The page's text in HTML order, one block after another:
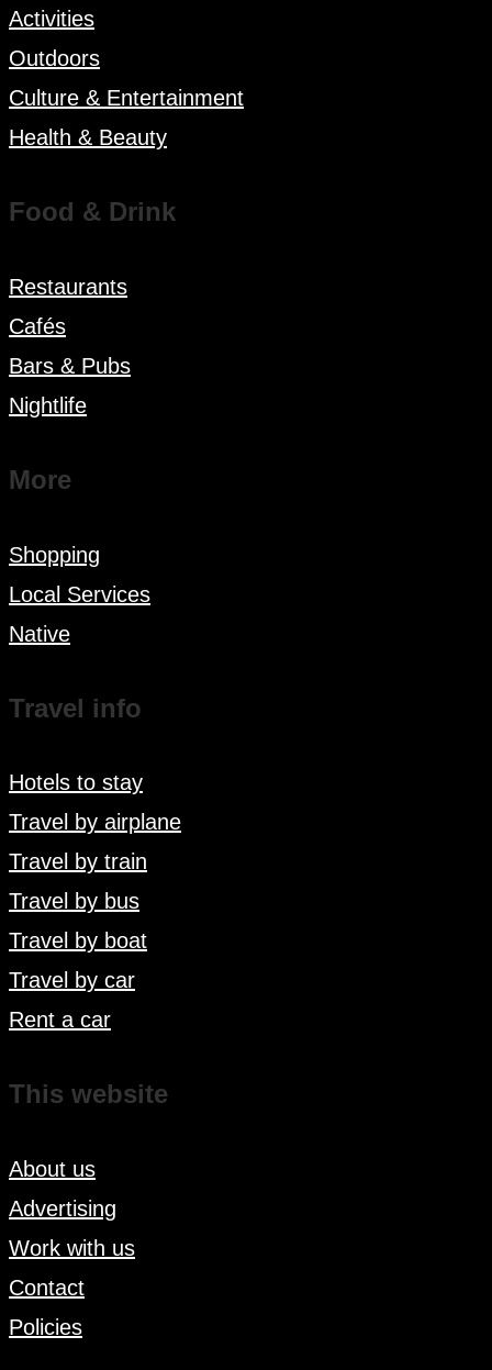
Activities
Outdoors
Culture & Entertainment
Health & Beauty
Food & Drink
Restaurants
Cafés
Bars & Pubs
Nightlife
More
Shopping
Local Services
Native
Travel info
Hotels to stay
Travel by airplane
Travel by train
Travel by bus
Travel by boat
Travel by car
Rent a car
This website
About us
Advertising
Work with us
Contact
Policies